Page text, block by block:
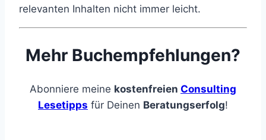
relevanten Inhalten nicht immer leicht.
Mehr Buchempfehlungen?
Abonniere meine kostenfreien Consulting
Lesetipps für Deinen Beratungserfolg!